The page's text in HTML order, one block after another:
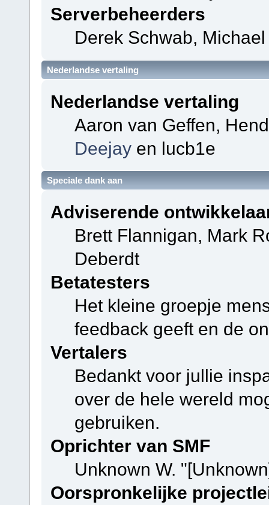
Serverbeheerders
Derek Schwab,
Nederlandse vertaling
Nederlandse vertaling
Aaron van Geffen,
Deejayen lucb1e
Speciale dank aan
Adviserende
Brett Flannigan, Mark
Deberdt
Betatesters
Het kleine groepje
feedback geeft en de
Vertalers
Bedankt voor jullie
over de hele wereld
gebruiken.
Oprichter van SMF
Unknown W.
Oorspronkelijke